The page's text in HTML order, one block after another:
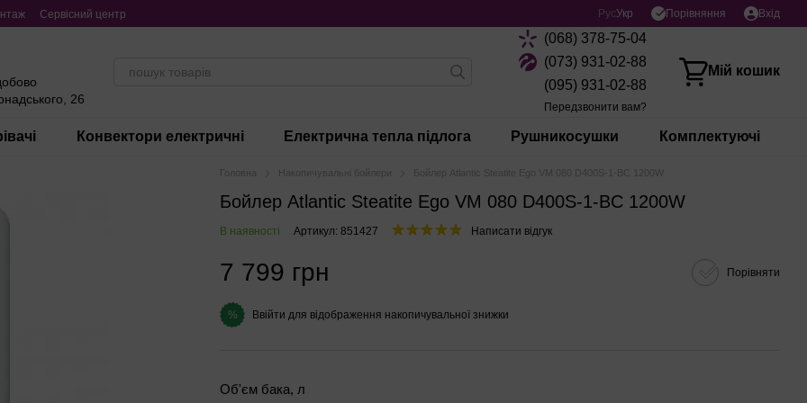
Сервісний центр РусУкр Порівняння Вхід
26
(068) 378-75-04
(073) 931-02-88
(095) 931-02-88
Передзвонити вам?
Мій кошик
Конвектори електричні Електрична тепла підлога Рушникосушки Комплектуючі
Головна Накопичувальні бойлери Бойлер Atlantic Steatite Ego VM 080 D400S-1-BC 1200W
Бойлер Atlantic Steatite Ego VM 080 D400S-1-BC 1200W
В наявності Артикул: 851427 Написати відгук
7 799 грн Порівняти
% Ввійти для відображення накопичувальної знижки
Об'єм бака, л